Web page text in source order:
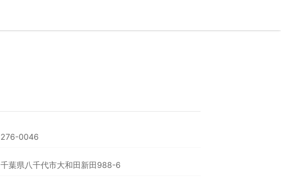
276-0046
千葉県八千代市大和田新田988-6